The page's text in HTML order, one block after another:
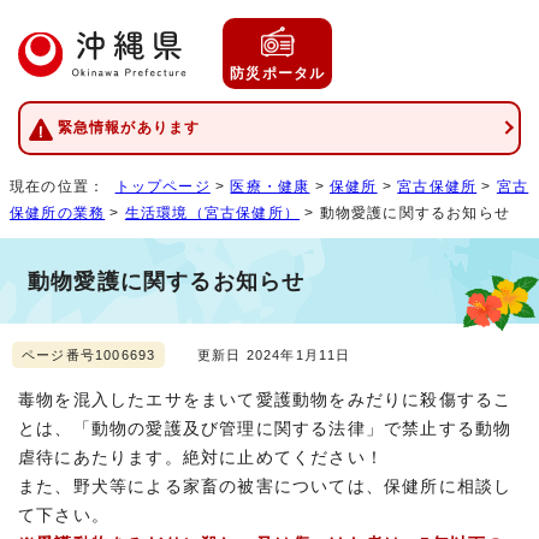
防災ポータル
緊急情報があります
現在の位置： トップページ >医療・健康 >保健所 >宮古保健所 > 宮古
保健所の業務 > 生活環境（宮古保健所） > 動物愛護に関するお知らせ
動物愛護に関するお知らせ
ページ番号1006693 更新日 2024年1月11日
毒物を混入したエサをまいて愛護動物をみだりに殺傷するこ
とは、「動物の愛護及び管理に関する法律」で禁止する動物
虐待にあたります。絶対に止めてください！
また、野犬等による家畜の被害については、保健所に相談し
て下さい。